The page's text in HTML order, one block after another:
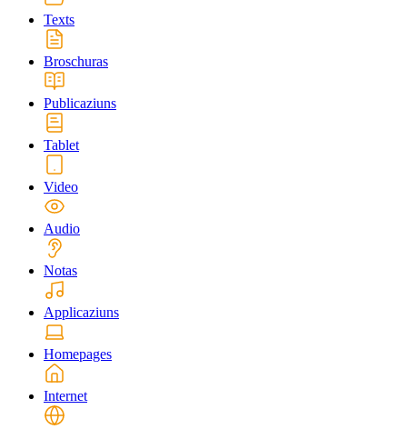
Texts
Broschuras
Publicaziuns
Tablet
Video
Audio
Notas
Applicaziuns
Homepages
Internet